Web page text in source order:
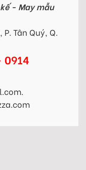
- May mẫu
Tân Quý, Q.
0914